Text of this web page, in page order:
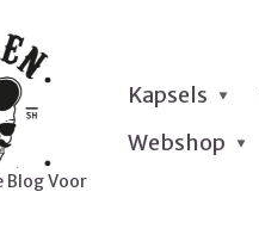
Blog Voor
Kapsels
Webshop